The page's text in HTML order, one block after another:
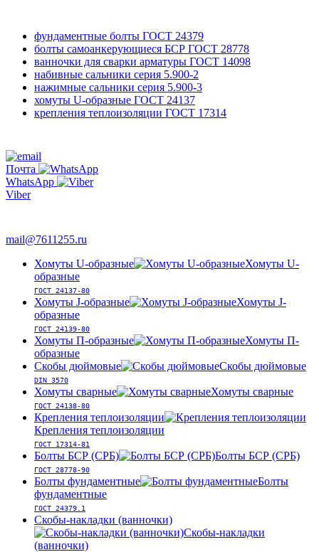
фундаментные болты ГОСТ 24379
болты самоанкерующиеся БСР ГОСТ 28778
ванночки для сварки арматуры ГОСТ 14098
набивные сальники серия 5.900-2
нажимные сальники серия 5.900-3
хомуты U-образные ГОСТ 24137
крепления теплоизоляции ГОСТ 17314
Почта
WhatsApp
Viber
mail@7611255.ru
Хомуты U-образные
Хомуты U-
образные
ГОСТ 24137-80
Хомуты J-образные
Хомуты J-
образные
ГОСТ 24139-80
Хомуты П-образные
Хомуты П-
образные
Скобы дюймовые
Скобы дюймовые
DIN 3570
Хомуты сварные Хомуты сварные
ГОСТ 24138-80
Крепления теплоизоляции
Крепления теплоизоляции
ГОСТ 17314-81
Болты БСР (СРБ) Болты БСР (СРБ)
ГОСТ 28778-90
Болты фундаментные
Болты
фундаментные
ГОСТ 24379.1
Скобы-накладки (ванночки)
Скобы-накладки
(ванночки)